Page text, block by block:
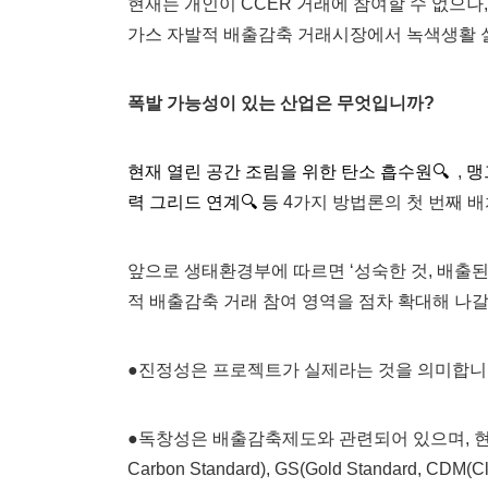
현재는 개인이 CCER 거래에 참여할 수 없으
가스 자발적 배출감축 거래시장에서 녹색생활
폭발 가능성이 있는 산업은 무엇입니까?
현재 열린 공간 조림을 위한 탄소 흡수원🔍 ,
력 그리드 연계🔍 등 4가지 방법론의 첫 번째
앞으로 생태환경부에 따르면 ‘성숙한 것, 배출
적 배출감축 거래 참여 영역을 점차 확대해 나
●진정성은 프로젝트가 실제라는 것을 의미합
●독창성은 배출감축제도와 관련되어 있으며,
Carbon Standard), GS(Gold Standard,